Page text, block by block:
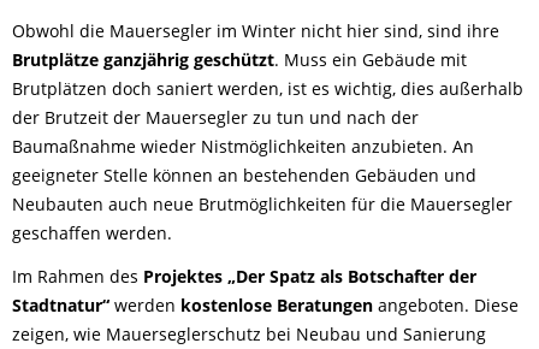
Obwohl die Mauersegler im Winter nicht hier sind, sind ihre
Brutplätze ganzjährig geschützt. Muss ein Gebäude mit
Brutplätzen doch saniert werden, ist es wichtig, dies außerhalb
der Brutzeit der Mauersegler zu tun und nach der
Baumaßnahme wieder Nistmöglichkeiten anzubieten. An
geeigneter Stelle können an bestehenden Gebäuden und
Neubauten auch neue Brutmöglichkeiten für die Mauersegler
geschaffen werden.
Im Rahmen des Projektes „Der Spatz als Botschafter der
Stadtnatur“ werden kostenlose Beratungen angeboten. Diese
zeigen, wie Mauerseglerschutz bei Neubau und Sanierung